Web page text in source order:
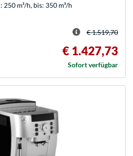
m³/h, bis: 350 m³/h
€ 1.519,70
€ 1.427,73
Sofort verfügbar